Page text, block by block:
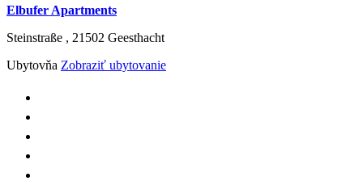
Elbufer Apartments
Steinstraße , 21502 Geesthacht
Ubytovňa Zobraziť ubytovanie